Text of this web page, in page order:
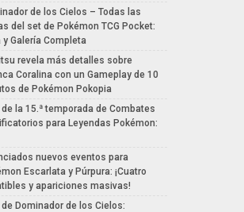
de los Cielos – Todas las
del set de Pokémon TCG Pocket:
y Galería Completa
revela más detalles sobre
Coralina con un Gameplay de 10
de Pokémon Pokopia
de la 15.ª temporada de Combates
para Leyendas Pokémon:
nuevos eventos para
Escarlata y Púrpura: ¡Cuatro
y apariciones masivas!
de Dominador de los Cielos: